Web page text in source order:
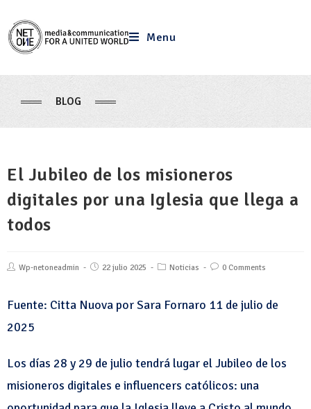
Menu
BLOG
El Jubileo de los misioneros
digitales por una Iglesia que llega a
todos
Wp-netoneadmin 22 julio 2025 Noticias 0 Comments
Fuente: Citta Nuova por Sara Fornaro 11 de julio de
2025
Los días 28 y 29 de julio tendrá lugar el Jubileo de los
misioneros digitales e influencers católicos: una